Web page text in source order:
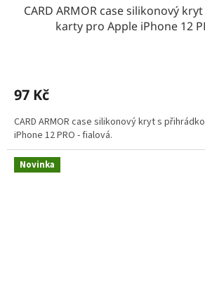
CARD ARMOR case silikonový
karty pro Apple iPhone 12
97 Kč
CARD ARMOR case silikonový kryt s
iPhone 12 PRO - fialová.
Novinka